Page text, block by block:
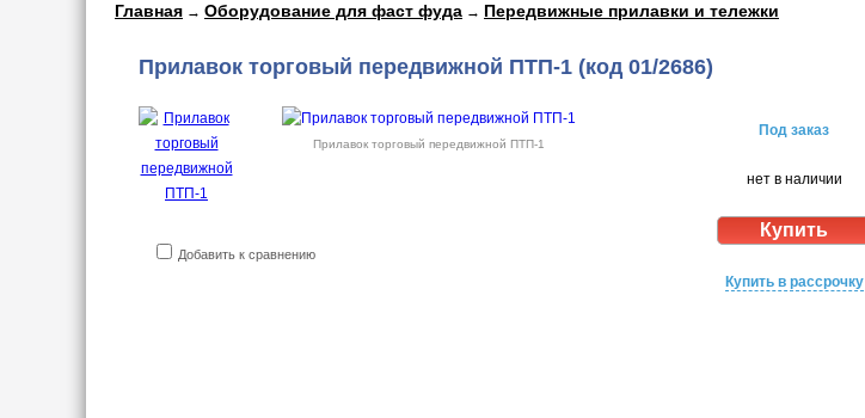
Главная → Оборудование для фаст фуда → Передвижные прилавки и тележки
Прилавок торговый передвижной ПТП-1 (код 01/2686)
Прилавок торговый передвижной ПТП-1
Добавить к сравнению
Под заказ
нет в наличии
Купить в рассрочку